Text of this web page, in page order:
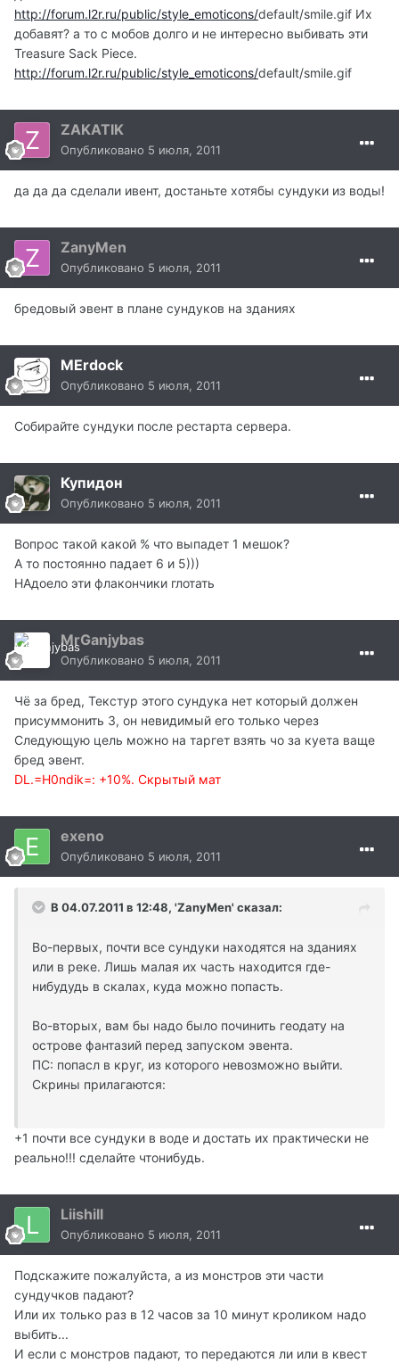
http://forum.l2r.ru/public/style_emoticons/default/smile.gif Их
добавят? а то с мобов долго и не интересно выбивать эти
Treasure Sack Piece.
http://forum.l2r.ru/public/style_emoticons/default/smile.gif
ZAKATIK
Опубликовано 5 июля, 2011
да да да сделали ивент, достаньте хотябы сундуки из воды!
ZanyMen
Опубликовано 5 июля, 2011
бредовый эвент в плане сундуков на зданиях
MErdock
Опубликовано 5 июля, 2011
Собирайте сундуки после рестарта сервера.
Купидон
Опубликовано 5 июля, 2011
Вопрос такой какой % что выпадет 1 мешок?
А то постоянно падает 6 и 5)))
НАдоело эти флакончики глотать
MrGanjybas
Опубликовано 5 июля, 2011
Чё за бред, Текстур этого сундука нет который должен
присуммонить 3, он невидимый его только через
Следующую цель можно на таргет взять чо за куета ваще
бред эвент.
DL.=H0ndik=: +10%. Скрытый мат
exeno
Опубликовано 5 июля, 2011
В 04.07.2011 в 12:48, 'ZanyMen' сказал:
Во-первых, почти все сундуки находятся на зданиях
или в реке. Лишь малая их часть находится где-
нибудудь в скалах, куда можно попасть.
Во-вторых, вам бы надо было починить геодату на
острове фантазий перед запуском эвента.
ПС: попасл в круг, из которого невозможно выйти.
Скрины прилагаются:
+1 почти все сундуки в воде и достать их практически не
реально!!! сделайте чтонибудь.
Liishill
Опубликовано 5 июля, 2011
Подскажите пожалуйста, а из монстров эти части
сундучков падают?
Или их только раз в 12 часов за 10 минут кроликом надо
выбить...
И если с монстров падают, то передаются ли или в квест